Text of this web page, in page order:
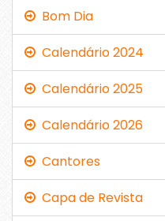
Bom Dia
Calendário 2024
Calendário 2025
Calendário 2026
Cantores
Capa de Revista